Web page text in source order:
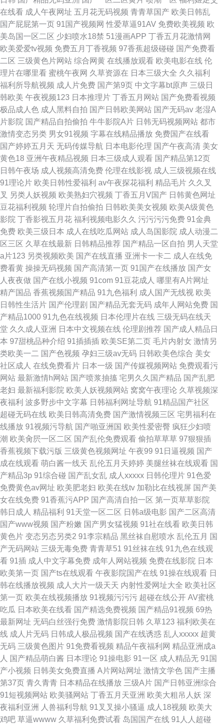
在线看 成人午夜网址 五月花无码视频 青青草国产 欧美日韩乱
国产屁屁第一页 91国产视频网 性爱草逼91AV 免费欧美视频 欧
美岛国一区二区 少妇喷水18禁 51漫画APP 丁香五月花激情网
欧美爱爱tv视频 免费五月丁香视频 97香蕉超级碰碰 国产免费看
二区 三级黄色片网站 综合网黄 在线播放观看 欧美电影在线 伦
理片在哪里看 蜜桃午夜网 久草资源在 日本三级大全 久久福利
福利所导航视频 成人片免费 国产第9页 中文字幕bt原声 三级日
韩欧美 午夜视频123 日本推理片 丁香五月网站 国产免费看视频
极品成人色 成人黑料自拍 国产日韩欧美网站 国产无码av 老湿A
片影院 国产精品自拍偷拍 牛牛影院A片 日韩无码视频网站 都市
激情变态另类 男女91视频 字幕在线精品播放 免费国产在线看
国产婷婷五月天 无码传媒导航 日本电影伦理 国产午夜高清 美女
黄色18 亚洲午夜精品视频 日本三级成人观看 国产精品第12页
日韩午夜场 成人视频高清免费 伦理在线影视 成人三级视频在线
91理论片 欧美日韩性爱福利 av午夜探花福利 精品毛片 久久叉
叉 另类人妖视频 欧美熟妇穴视频 丁香五月V国产 日韩黄色网址
豆花福利视频 轮理片自拍偷拍 日韩欧美美女视频 欧美A级黄色
影院 丁香影视五月花 福利视频电影久久 污污污污免费 91金典
免费 欧美三级日本 成人在线吃瓜网站 成人岛国影院 成人动漫二
区三区 久草在线最新 日韩精品推荐 国产精品一区自拍 男人天堂
a片123 另类视频欧美 国产在线直播 亚洲卡一卡二 成人在线免
费看黄 操操无码视频 国产高清第一页 91国产在线播放 国产女
人夜夜做 国产在线小视频 91com 91豆花成人 哪里有A片网址
精产国品 香蕉视频国产精品 91九色福利 成人国产无线视 欧美
日韩性生活片 国产伦理剧 国产精品无套无码 成年人网站免费 国
产精品1000 91九色在线视频 日本伦理片在线 三级无码在线天
堂 久久成人亚洲 日本中文视频在线 伦理剧推荐 国产成人精品日
本 97甜桃品种介绍 91插插插 欧美SE第二页 毛片内射女 激情另
类欧美一二 国产色视频 孕妇三级av无码 日韩欧美色综合 美女
社区成人 在线免费看片 日本一级 国产传媒视频网站 免费观看污
网站 最新激情h网站 国产喷浆抽搐 宅男久久国产精品 国产乱肥
老妇 最新福利影院 欧美人妖视频网站 窝窝午夜理论 久草视频深
夜福利 波多野步中文字幕 日韩福利网址导航 91精品国产社区
超碰无码在线 欧美日韩高清免费 国产激情视频三区 宅男福利在
线播放 91视频污导航 国产啪亚洲国 欧美性爱密臀 疯狂少妇喷
潮 欧美肏屄一区二区 国产乱伦免费观看 偷拍草草草 97狠狠插
香蕉视频下载污版 三级黄色视频网址 午夜99 91日逼视频 国产
成在线观看 萌白酱一线天 乱伦五月天婷婷 美腿丝袜在线观看 国
产精品3p 91综合碰 国产乱女乱 成人xxxxx 日韩伦理片 91色爱
免费黄色av网址 欧美肥老妇 欧美在线tv 加勒比在线视屏 国产美
女在线免费 91香蕉污APP 国产高清自拍一区 第一页草草影院
韩日成人 精品福利 91天堂一区二区 日韩a级电影 国产二区高清
国产www视频 国产粉嫩 国产男女猛视频 91社在线看 欧美日韩
黄色片 变态另态另类2 91李宗精品 黑丝袜自慰喷水 乱伦五月 国
产无码网站 三级无毒免费 青青草51 91丝袜在线 91九色在线观
看 91插 成人中文字幕免费 成年人网站视频 免费在线影院 日本
欧美第一页 国产ts在线观看 午夜影院国产在线 91操在线观看 日
韩在线播放视频 成人大片一级天天 内射性爱网址大全 欧美社区
第一页 欧美在线视频播放 91视频污污污 超碰在线公开 AV蜜桃
吃瓜 日本欧美在线看 国产精选免费视频 国产精品91视频 69热
最新网址 无码白丝强行免费 激情影院日韩 久草123 福利欧美在
线 成人片无码 日韩成人极品视频 国产在线诱惑 乱人xxxxx 超黄
无码 三级黄色图片 91免费看视频 精品午夜福利网 精品亚洲成a
人 国产精品萌白酱 日本理论 91操电影 91一区 成人精品无 91国
产小视频 日韩美女免费直播 A片网站网址 激情文学色 国产主播
第37页 青久青青 日本精品在线播放 三级A片 国产日韩亚洲综合
91短视频网站 欧美骚网站 丁香五月天亚洲 欧美大粗吊人妖 深
夜福利亚洲
人兽福利导航 91叉叉操小骚逼 成人18视频 欧美大
鸡吧 草逼wwww 久草福利免费试看 岛国国产在线 91人人超碰